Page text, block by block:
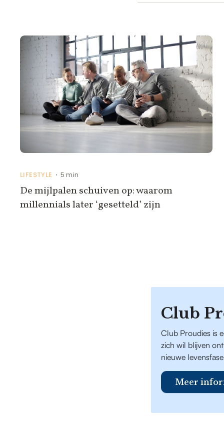
LIFESTYLE • 5 min
De mijlpalen schuiven op: waarom
millennials later ‘gesetteld’ zijn
Club
Club Proudies is
zich wil blijven
nieuwe
Meer